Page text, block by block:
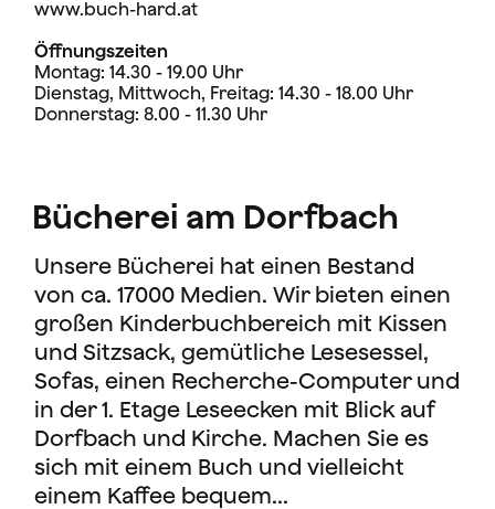
www.buch-hard.at
Öffnungszeiten
Montag: 14.30 - 19.00 Uhr
Dienstag, Mittwoch, Freitag: 14.30 - 18.00 Uhr
Donnerstag: 8.00 - 11.30 Uhr
Bücherei am Dorfbach
Unsere Bücherei hat einen Bestand
von ca. 17000 Medien. Wir bieten einen
großen Kinderbuchbereich mit Kissen
und Sitzsack, gemütliche Lesesessel,
Sofas, einen Recherche-Computer und
in der 1. Etage Leseecken mit Blick auf
Dorfbach und Kirche. Machen Sie es
sich mit einem Buch und vielleicht
einem Kaffee bequem...